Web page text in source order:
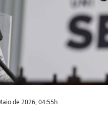
de 2026, 04:55h